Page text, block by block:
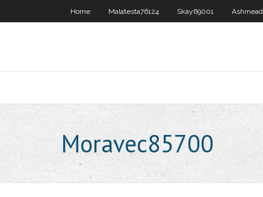
Home Malatesta76124 Skay69001
Moravec85700